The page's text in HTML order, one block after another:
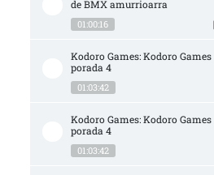
de BMX amurrioarra
01:00:16
Kodoro Games: Kodoro
porada 4
01:03:42
Kodoro Games: Kodoro
porada 4
01:03:42